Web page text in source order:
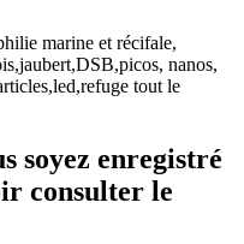
marine et récifale,
nanos,
tout le
soyez enregistré
consulter le